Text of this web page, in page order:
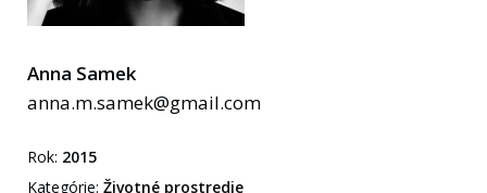
Anna Samek
anna.m.samek@gmail.com
Rok: 2015
Kategórie: Životné prostredie